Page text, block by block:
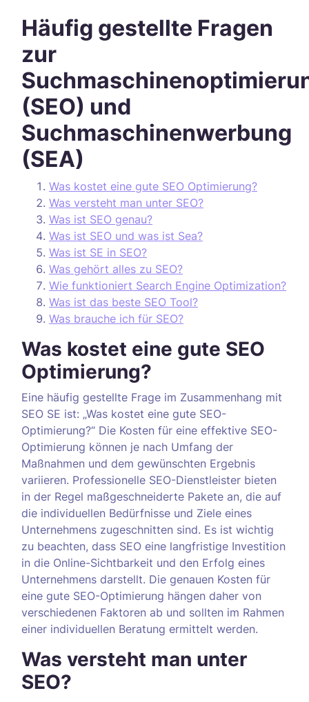
Häufig gestellte Fragen
zur
(SEO) und
Suchmaschinenwerbung
(SEA)
Was kostet eine gute SEO Optimierung?
Was versteht man unter SEO?
Was ist SEO genau?
Was ist SEO und was ist Sea?
Was ist SE in SEO?
Was gehört alles zu SEO?
Wie funktioniert Search Engine Optimization?
Was ist das beste SEO Tool?
Was brauche ich für SEO?
Was kostet eine gute SEO
Optimierung?
Eine häufig gestellte Frage im Zusammenhang mit
SEO SE ist: „Was kostet eine gute SEO-
Optimierung?“ Die Kosten für eine effektive SEO-
Optimierung können je nach Umfang der
Maßnahmen und dem gewünschten Ergebnis
variieren. Professionelle SEO-Dienstleister bieten
in der Regel maßgeschneiderte Pakete an, die auf
die individuellen Bedürfnisse und Ziele eines
Unternehmens zugeschnitten sind. Es ist wichtig
zu beachten, dass SEO eine langfristige Investition
in die Online-Sichtbarkeit und den Erfolg eines
Unternehmens darstellt. Die genauen Kosten für
eine gute SEO-Optimierung hängen daher von
verschiedenen Faktoren ab und sollten im Rahmen
einer individuellen Beratung ermittelt werden.
Was versteht man unter
SEO?